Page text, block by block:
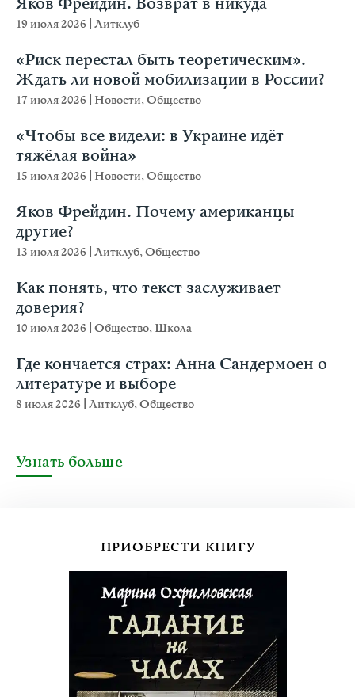
19 июля 2026 Литклуб
«Риск перестал быть теоретическим».
Ждать ли новой мобилизации в России?
17 июля 2026 Новости,Общество
«Чтобы все видели: в Украине идёт
тяжёлая война»
15 июля 2026 Новости,Общество
Яков Фрейдин. Почему американцы
другие?
13 июля 2026 Литклуб,Общество
Как понять, что текст заслуживает
доверия?
10 июля 2026 Общество, Школа
Где кончается страх: Анна Сандермоен о
литературе и выборе
8 июля 2026 Литклуб,Общество
Узнать больше
ПРИОБРЕСТИ КНИГУ